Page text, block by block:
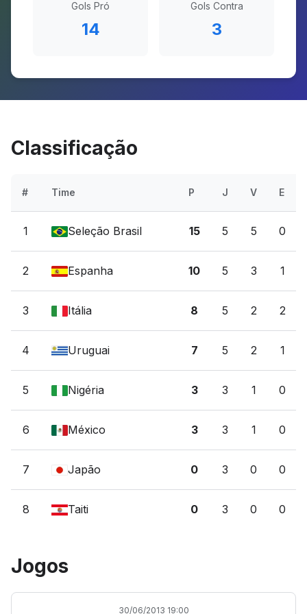
Gols Pró
14
Gols Contra
3
Classificação
# Time P J V E
1 Seleção Brasil 15 5 5 0
2 Espanha 10 5 3 1
3 Itália 8 5 2 2
4 Uruguai 7 5 2 1
5 Nigéria 3 3 1 0
6 México 3 3 1 0
7 Japão 0 3 0 0
8 Taiti 0 3 0 0
Jogos
30/06/2013 19:00